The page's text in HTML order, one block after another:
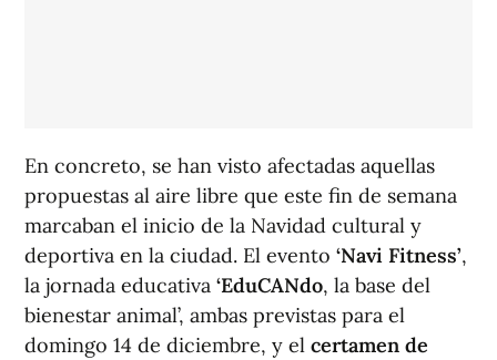
En concreto, se han visto afectadas aquellas
propuestas al aire libre que este fin de semana
marcaban el inicio de la Navidad cultural y
deportiva en la ciudad. El evento ‘Navi Fitness’,
la jornada educativa ‘EduCANdo, la base del
bienestar animal’, ambas previstas para el
domingo 14 de diciembre, y el certamen de